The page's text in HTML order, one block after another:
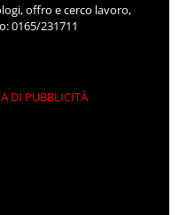
offro e cerco lavoro,
0165/231711
DI PUBBLICITÀ